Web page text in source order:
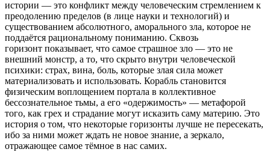
истории — это конфликт между человеческим стремлением к
преодолению пределов (в лице науки и технологий) и
существованием абсолютного, аморального зла, которое не
поддаётся рациональному пониманию. Сквозь
горизонт показывает, что самое страшное зло — это не
внешний монстр, а то, что скрыто внутри человеческой
психики: страх, вина, боль, которые злая сила может
материализовать и использовать. Корабль становится
физическим воплощением портала в коллективное
бессознательное тьмы, а его «одержимость» — метафорой
того, как грех и страдание могут исказить саму материю. Это
история о том, что некоторые горизонты лучше не пересекать,
ибо за ними может ждать не новое знание, а зеркало,
отражающее самое тёмное в нас самих.